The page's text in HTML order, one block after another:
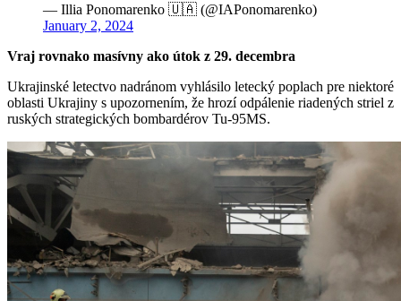
— Illia Ponomarenko 🇺🇦 (@IAPonomarenko)
January 2, 2024
Vraj rovnako masívny ako útok z 29. decembra
Ukrajinské letectvo nadránom vyhlásilo letecký poplach pre niektoré
oblasti Ukrajiny s upozornením, že hrozí odpálenie riadených striel z
ruských strategických bombardérov Tu-95MS.